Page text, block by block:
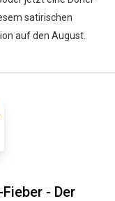
satirischen
auf den August.
- Der